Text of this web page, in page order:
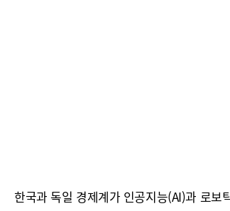
한국과 독일 경제계가 인공지능(AI)과 로보